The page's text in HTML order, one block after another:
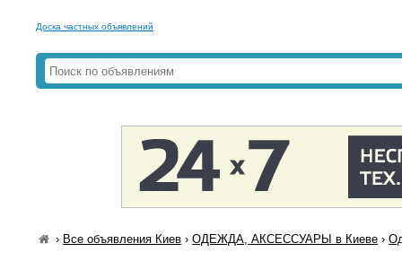
Доска частных объявлений
› Все объявления Киев ›ОДЕЖДА, АКСЕССУАРЫ в Киеве ›